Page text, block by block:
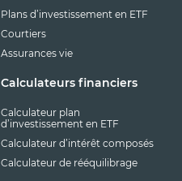
Plans d’investissement en ETF
Courtiers
Assurances vie
Calculateurs financiers
Calculateur plan
d’investissement en ETF
Calculateur d’intérêt composés
Calculateur de rééquilibrage